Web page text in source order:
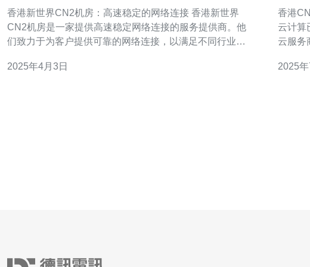
香港新世界CN2机房：高速稳定的网络连接 香港新世界
CN2机房是一家提供高速稳定网络连接的服务提供商。他
们致力于为客户提供可靠的网络连接，以满足不同行业的
自己需求的网络服务。 香港新世界CN2机房使用先进的网
2025年4月3日
香港CN2
云计算
云服务
企业选择最
2025